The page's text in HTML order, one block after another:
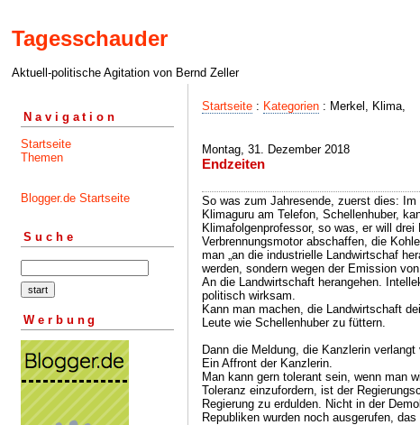
Tagesschauder
Aktuell-politische Agitation von Bernd Zeller
Navigation
Startseite
Themen
Blogger.de Startseite
Suche
Werbung
Startseite : Kategorien : Merkel, Klima,
Montag, 31. Dezember 2018
Endzeiten
So was zum Jahresende, zuerst dies:
Klimaguru am Telefon, Schellenhuber,
Klimafolgenprofessor, so was, er will
Verbrennungsmotor abschaffen, die
man „an die industrielle Landwirtschaf
werden, sondern wegen der Emission
An die Landwirtschaft herangehen.
politisch wirksam.
Kann man machen, die Landwirtschaft
Leute wie Schellenhuber zu füttern.
Dann die Meldung, die Kanzlerin
Ein Affront der Kanzlerin.
Man kann gern tolerant sein, wenn man
Toleranz einzufordern, ist der
Regierung zu erdulden. Nicht in der
Republiken wurden noch ausgerufen,